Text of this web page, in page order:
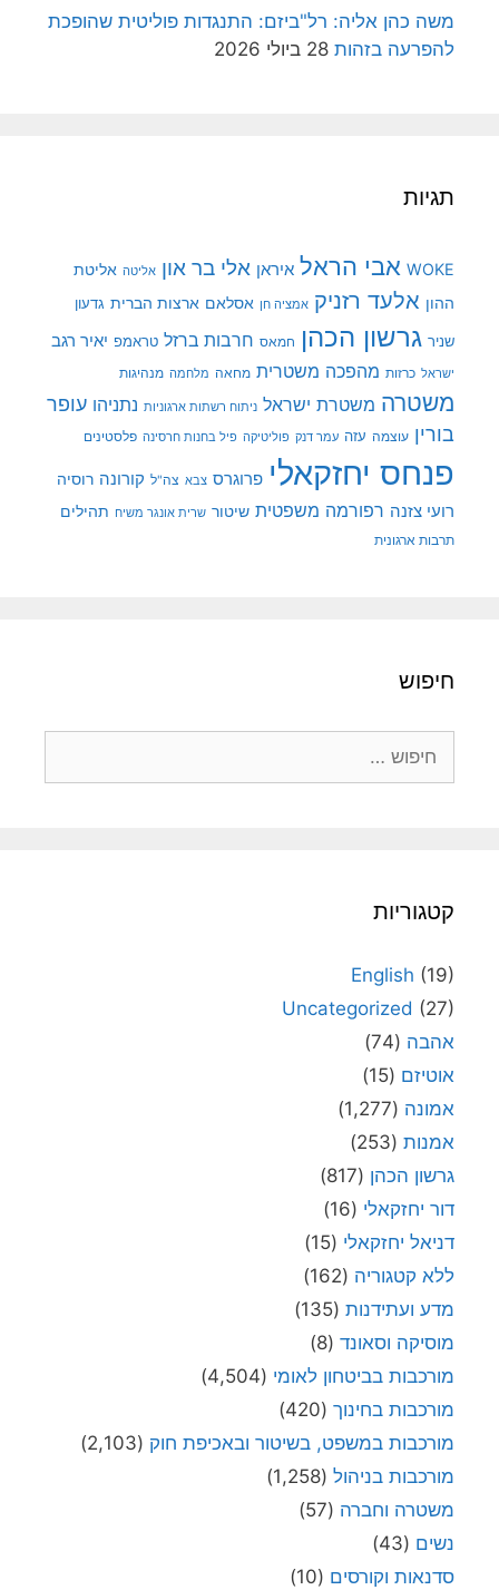
משה כהן אליה: רל"ביזם: התנגדות פוליטית שהופכת
להפרעה בזהות 28 ביולי 2026
תגיות
WOKE אבי הראל איראן אלי בר און אליטה אליטת
ההון אלעד רזניק אמציה חן אסלאם ארצות הברית גדעון
שניר גרשון הכהן חמאס חרבות ברזל טראמפ יאיר רגב
ישראל כרזות מהפכה משטרית מחאה מלחמה מנהיגות
משטרה משטרת ישראל ניתוח רשתות ארגוניות נתניהו עופר
בורין עוצמה עזה עמר דנק פוליטיקה פיל בחנות חרסינה פלסטינים
פנחס יחזקאלי פרוגרס צבא צה"ל קורונה רוסיה
רועי צזנה רפורמה משפטית שיטור שרית אונגר משיח תהילים
תרבות ארגונית
חיפוש
קטגוריות
English (19)
Uncategorized (27)
אהבה (74)
אוטיזם (15)
אמונה (1,277)
אמנות (253)
גרשון הכהן (817)
דור יחזקאלי (16)
דניאל יחזקאלי (15)
ללא קטגוריה (162)
מדע ועתידנות (135)
מוסיקה וסאונד (8)
מורכבות בביטחון לאומי (4,504)
מורכבות בחינוך (420)
מורכבות במשפט, בשיטור ובאכיפת חוק (2,103)
מורכבות בניהול (1,258)
משטרה וחברה (57)
נשים (43)
סדנאות וקורסים (10)